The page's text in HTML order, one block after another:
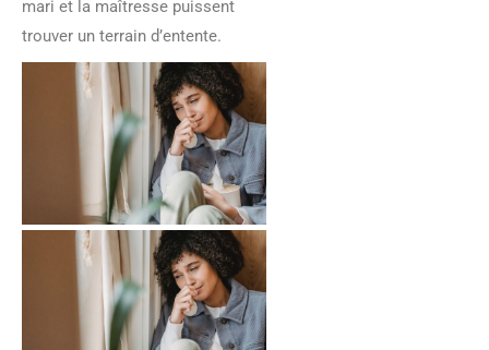
mari et la maîtresse puissent
trouver un terrain d’entente.